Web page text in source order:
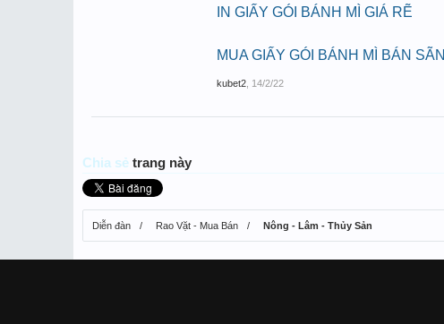
IN GIẤY GÓI BÁNH MÌ GIÁ RẼ
MUA GIẤY GÓI BÁNH MÌ BÁN SÃN
kubet2 14/2/22
Chia sẻ trang này
Diễn đàn Rao Vặt - Mua Bán Nông - Lâm - Thủy Sản